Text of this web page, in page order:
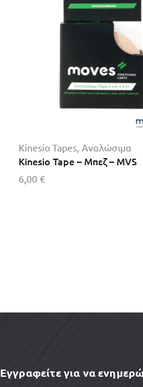
Kinesio Tapes, Αναλώσιμα
Kinesio Tape – Μπεζ – MVS
6,00 €
Εγγραφείτε για να